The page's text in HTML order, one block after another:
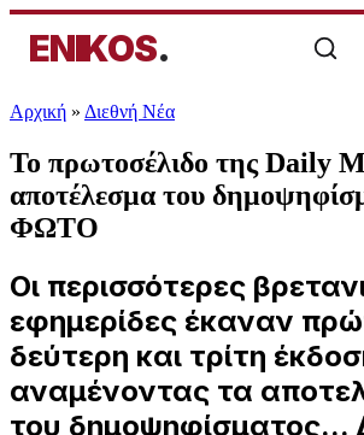
ENIKOS.
Αρχική » Διεθνή Νέα
Το πρωτοσέλιδο της Daily
αποτέλεσμα του
ΦΩΤΟ
Οι περισσότερες
εφημερίδες έκαναν
δεύτερη και τρίτη
αναμένοντας τα
του δημοψηφίσματος...